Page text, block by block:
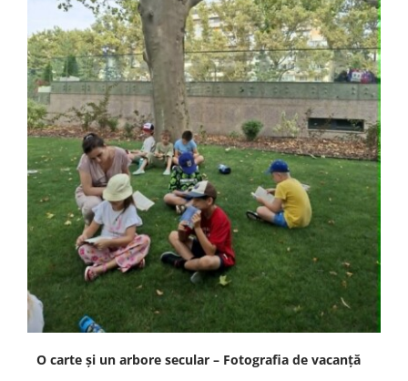
O carte și un arbore secular – Fotografia de vacanță